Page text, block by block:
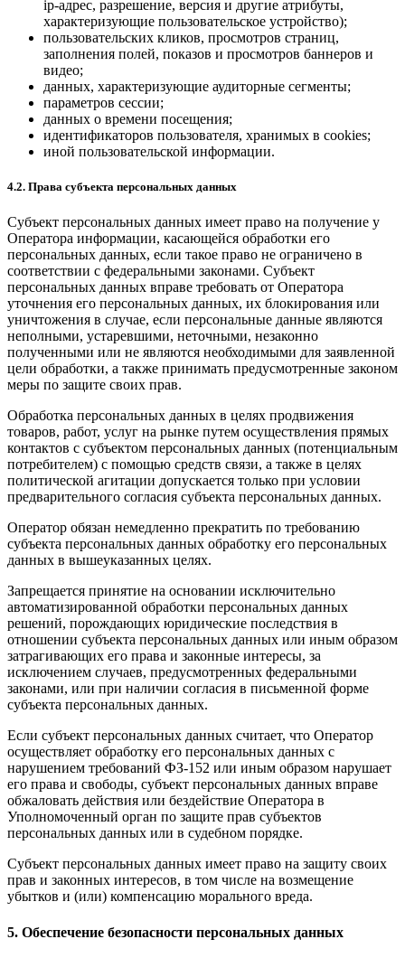
ip-адрес, разрешение, версия и другие атрибуты,
характеризующие пользовательское устройство);
пользовательских кликов, просмотров страниц,
заполнения полей, показов и просмотров баннеров и
видео;
данных, характеризующие аудиторные сегменты;
параметров сессии;
данных о времени посещения;
идентификаторов пользователя, хранимых в cookies;
иной пользовательской информации.
4.2. Права субъекта персональных данных
Субъект персональных данных имеет право на получение у
Оператора информации, касающейся обработки его
персональных данных, если такое право не ограничено в
соответствии с федеральными законами. Субъект
персональных данных вправе требовать от Оператора
уточнения его персональных данных, их блокирования или
уничтожения в случае, если персональные данные являются
неполными, устаревшими, неточными, незаконно
полученными или не являются необходимыми для заявленной
цели обработки, а также принимать предусмотренные законом
меры по защите своих прав.
Обработка персональных данных в целях продвижения
товаров, работ, услуг на рынке путем осуществления прямых
контактов с субъектом персональных данных (потенциальным
потребителем) с помощью средств связи, а также в целях
политической агитации допускается только при условии
предварительного согласия субъекта персональных данных.
Оператор обязан немедленно прекратить по требованию
субъекта персональных данных обработку его персональных
данных в вышеуказанных целях.
Запрещается принятие на основании исключительно
автоматизированной обработки персональных данных
решений, порождающих юридические последствия в
отношении субъекта персональных данных или иным образом
затрагивающих его права и законные интересы, за
исключением случаев, предусмотренных федеральными
законами, или при наличии согласия в письменной форме
субъекта персональных данных.
Если субъект персональных данных считает, что Оператор
осуществляет обработку его персональных данных с
нарушением требований ФЗ-152 или иным образом нарушает
его права и свободы, субъект персональных данных вправе
обжаловать действия или бездействие Оператора в
Уполномоченный орган по защите прав субъектов
персональных данных или в судебном порядке.
Субъект персональных данных имеет право на защиту своих
прав и законных интересов, в том числе на возмещение
убытков и (или) компенсацию морального вреда.
5. Обеспечение безопасности персональных данных